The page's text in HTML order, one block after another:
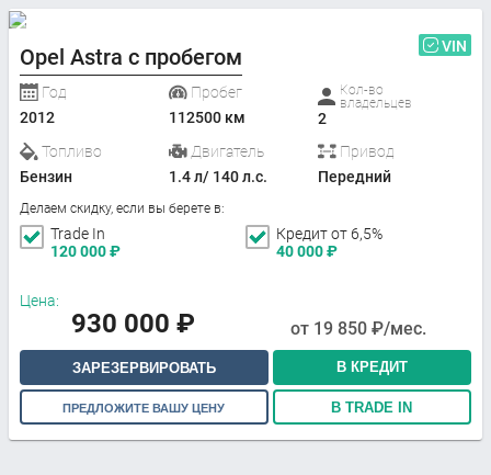
Opel Astra с пробегом VIN
Год
2012
Пробег
112500 км
Кол-во
владельцев
2
Топливо
Бензин
Двигатель
1.4 л/ 140 л.с.
Привод
Передний
Делаем скидку, если вы берете в:
Trade In
120 000₽
Кредит от 6,5%
40 000₽
Цена:
930 000 ₽ от 19 850 ₽/мес.
ЗАРЕЗЕРВИРОВАТЬ В КРЕДИТ
ПРЕДЛОЖИТЕ ВАШУ ЦЕНУ В TRADE IN